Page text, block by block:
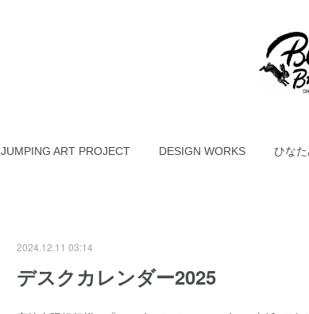
JUMPING ART PROJECT DESIGN WORKS ひな
2024.12.11 03:14
デスクカレンダー2025